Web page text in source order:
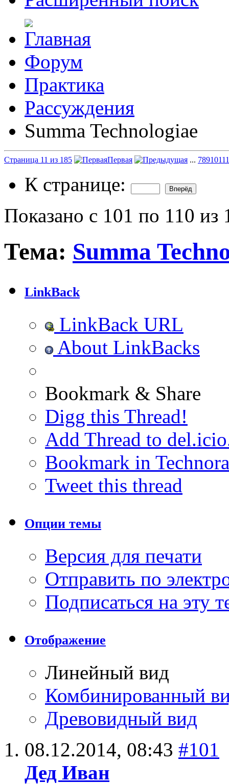
Форум
Практика
Рассуждения
Summa Technologiae
Страница 11 из 185 Первая ... 7891011
К странице:
Показано с 101 по 110 из
Тема: Summa
LinkBack
LinkBack URL
About LinkBacks
Bookmark & Share
Digg this Thread!
Add Thread to
Bookmark in
Tweet this thread
Опции темы
Версия для печати
Отправить по
Подписаться на эту
Отображение
Линейный вид
Комбинированный
Древовидный вид
08.12.2014, 08:43 #101
Дед Иван